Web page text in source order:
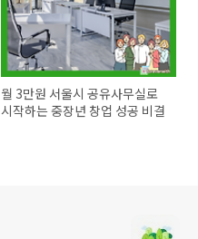
월 3만원 서울시 공유사무실로
시작하는 중장년 창업 성공 비결